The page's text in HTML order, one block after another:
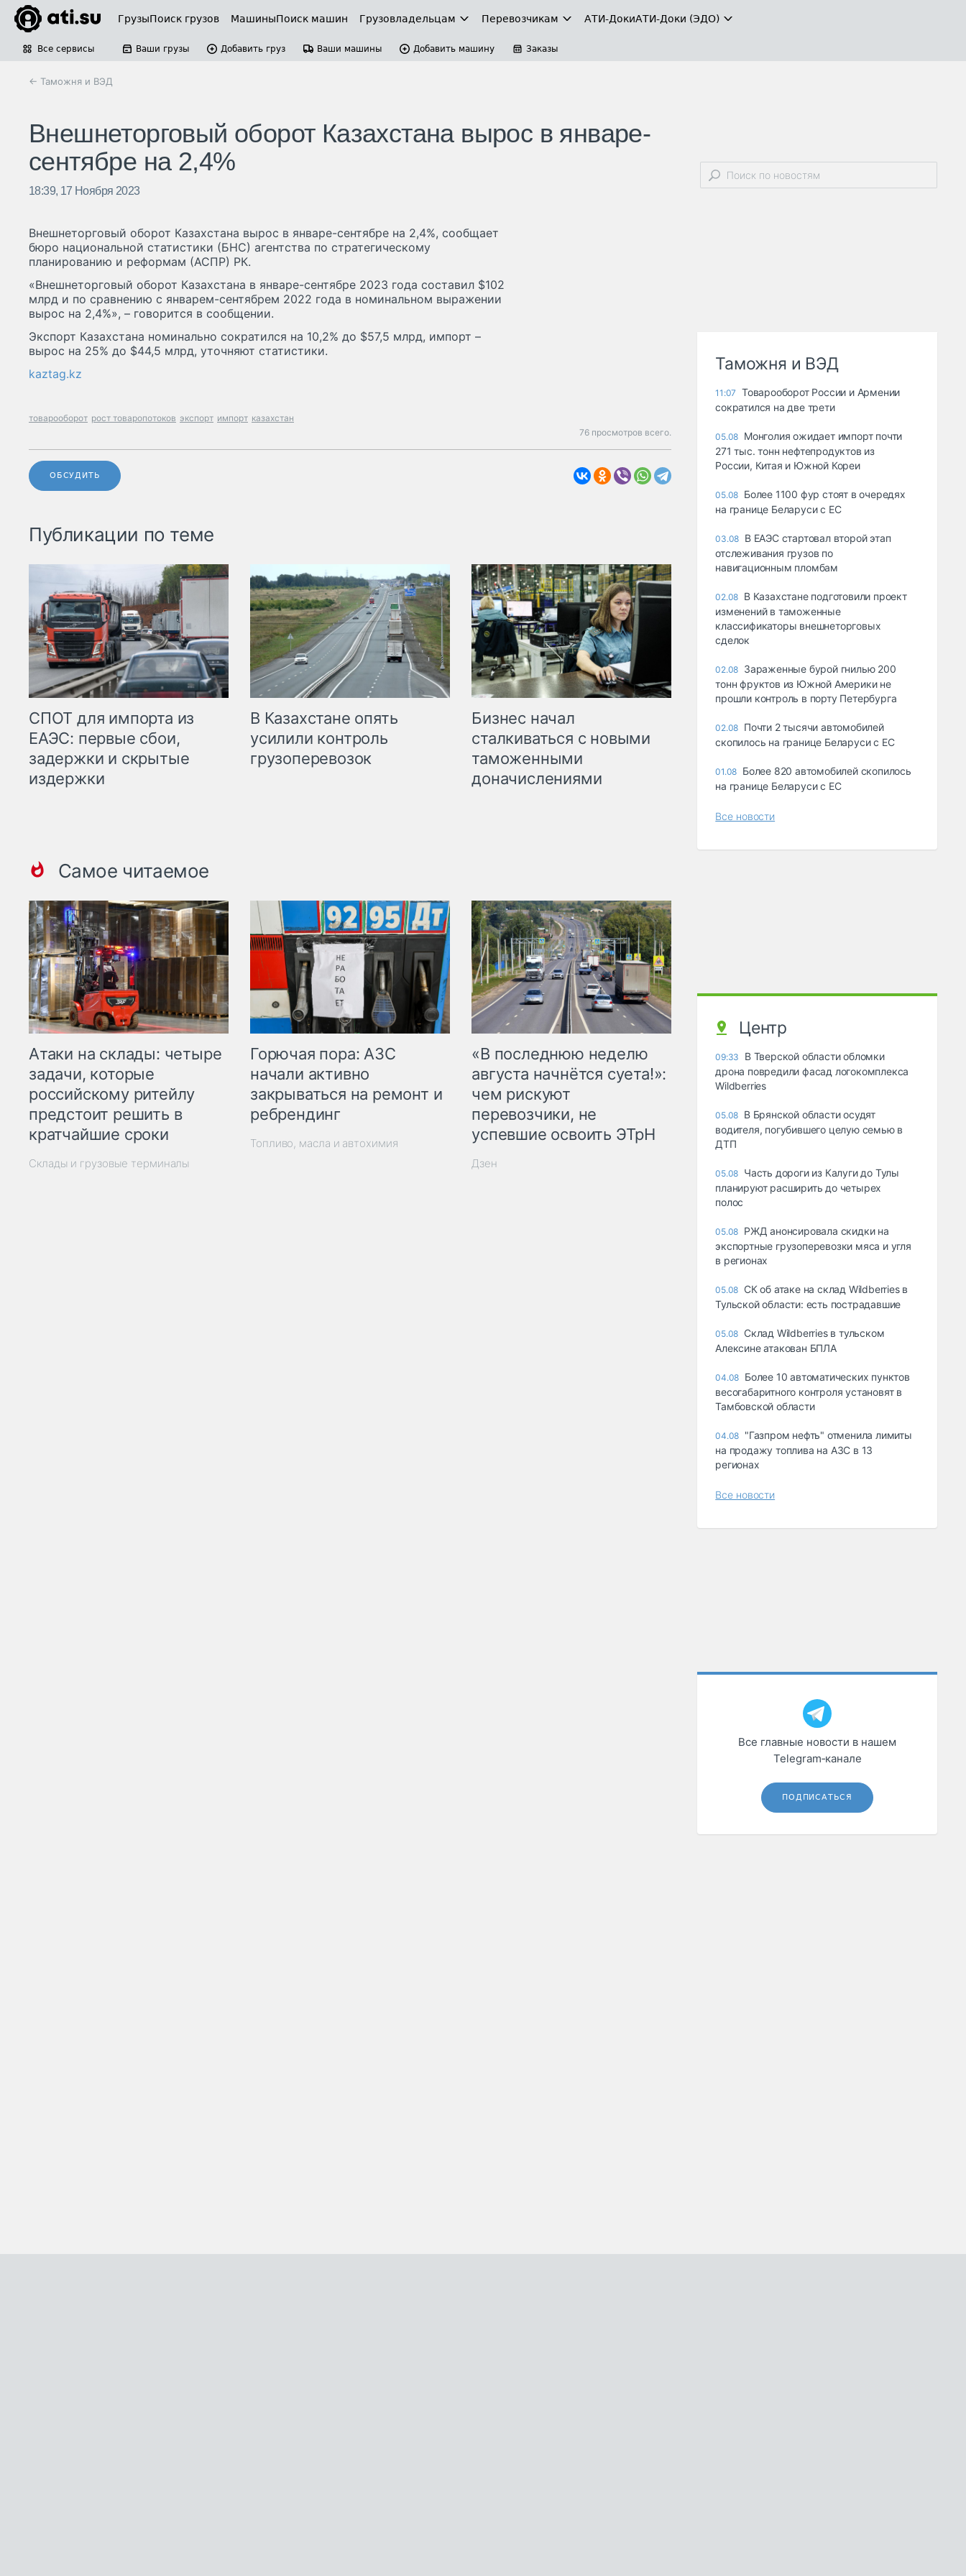
ГрузыПоиск грузов МашиныПоиск машин Грузовладельцам Перевозчикам АТИ-ДокиАТИ-Доки (ЭДО)
Все сервисы Ваши грузы Добавить груз Ваши машины Добавить машину Заказы
← Таможня и ВЭД
Внешнеторговый оборот Казахстана вырос в январе-
сентябре на 2,4%
18:39, 17 Ноября 2023
Внешнеторговый оборот Казахстана вырос в январе-сентябре на 2,4%, сообщает
бюро национальной статистики (БНС) агентства по стратегическому
планированию и реформам (АСПР) РК.
«Внешнеторговый оборот Казахстана в январе-сентябре 2023 года составил $102
млрд и по сравнению с январем-сентябрем 2022 года в номинальном выражении
вырос на 2,4%», – говорится в сообщении.
Экспорт Казахстана номинально сократился на 10,2% до $57,5 млрд, импорт –
вырос на 25% до $44,5 млрд, уточняют статистики.
kaztag.kz
товарооборот рост товаропотоков экспорт импорт казахстан
76 просмотров всего.
ОБСУДИТЬ
Публикации по теме
СПОТ для импорта из
ЕАЭС: первые сбои,
задержки и скрытые
издержки
В Казахстане опять
усилили контроль
грузоперевозок
Бизнес начал
сталкиваться с новыми
таможенными
доначислениями
Самое читаемое
Атаки на склады: четыре
задачи, которые
российскому ритейлу
предстоит решить в
кратчайшие сроки
Склады и грузовые терминалы
Горючая пора: АЗС
начали активно
закрываться на ремонт и
ребрендинг
Топливо, масла и автохимия
«В последнюю неделю
августа начнётся суета!»:
чем рискуют
перевозчики, не
успевшие освоить ЭТрН
Дзен
Таможня и ВЭД
11:07
Товарооборот России и Армении
сократился на две трети
05.08 Монголия ожидает импорт почти
271 тыс. тонн нефтепродуктов из
России, Китая и Южной Кореи
05.08 Более 1100 фур стоят в очередях
на границе Беларуси с ЕС
03.08 В ЕАЭС стартовал второй этап
отслеживания грузов по
навигационным пломбам
02.08 В Казахстане подготовили проект
изменений в таможенные
классификаторы внешнеторговых
сделок
02.08 Зараженные бурой гнилью 200
тонн фруктов из Южной Америки не
прошли контроль в порту Петербурга
02.08 Почти 2 тысячи автомобилей
скопилось на границе Беларуси с ЕС
01.08 Более 820 автомобилей скопилось
на границе Беларуси с ЕС
Все новости
Центр
09:33
В Тверской области обломки
дрона повредили фасад логокомплекса
Wildberries
05.08 В Брянской области осудят
водителя, погубившего целую семью в
ДТП
05.08 Часть дороги из Калуги до Тулы
планируют расширить до четырех
полос
05.08 РЖД анонсировала скидки на
экспортные грузоперевозки мяса и угля
в регионах
05.08 СК об атаке на склад Wildberries в
Тульской области: есть пострадавшие
05.08 Склад Wildberries в тульском
Алексине атакован БПЛА
04.08 Более 10 автоматических пунктов
весогабаритного контроля установят в
Тамбовской области
04.08 "Газпром нефть" отменила лимиты
на продажу топлива на АЗС в 13
регионах
Все новости
Все главные новости в нашем
Telegram‑канале
ПОДПИСАТЬСЯ